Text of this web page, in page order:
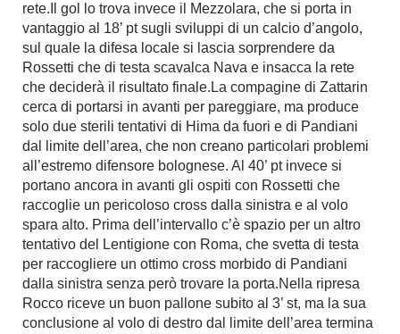
rete.Il gol lo trova invece il Mezzolara, che si porta in
vantaggio al 18’ pt sugli sviluppi di un calcio d’angolo,
sul quale la difesa locale si lascia sorprendere da
Rossetti che di testa scavalca Nava e insacca la rete
che deciderà il risultato finale.La compagine di Zattarin
cerca di portarsi in avanti per pareggiare, ma produce
solo due sterili tentativi di Hima da fuori e di Pandiani
dal limite dell’area, che non creano particolari problemi
all’estremo difensore bolognese. Al 40’ pt invece si
portano ancora in avanti gli ospiti con Rossetti che
raccoglie un pericoloso cross dalla sinistra e al volo
spara alto. Prima dell’intervallo c’è spazio per un altro
tentativo del Lentigione con Roma, che svetta di testa
per raccogliere un ottimo cross morbido di Pandiani
dalla sinistra senza però trovare la porta.Nella ripresa
Rocco riceve un buon pallone subito al 3’ st, ma la sua
conclusione al volo di destro dal limite dell’area termina